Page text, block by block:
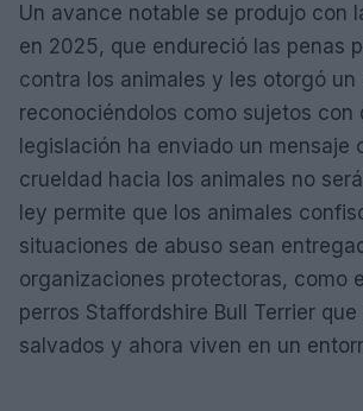
Un avance notable se produjo con
en 2025, que endureció las penas
contra los animales y les otorgó un
reconociéndolos como sujetos con
legislación ha enviado un mensaje
crueldad hacia los animales no
ley permite que los animales
situaciones de abuso sean
organizaciones protectoras, como
perros Staffordshire Bull Terrier que
salvados y ahora viven en un